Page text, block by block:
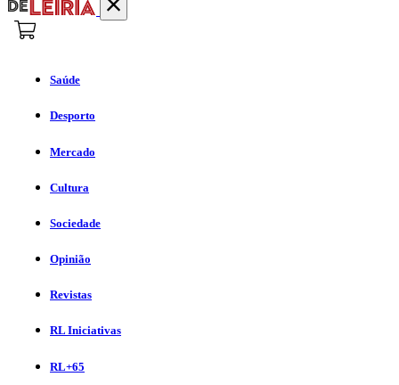
Saúde
Desporto
Mercado
Cultura
Sociedade
Opinião
Revistas
RL Iniciativas
RL+65